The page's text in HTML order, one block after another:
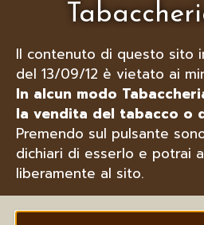
Il contenuto di questo sito
del 13/09/12 è vietato ai
In alcun modo
la vendita del tabacco o
Premendo sul pulsante
dichiari di esserlo e potrai
liberamente al sito.